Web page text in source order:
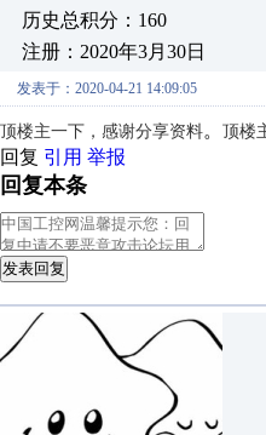
历史总积分：160
注册：2020年3月30日
发表于：2020-04-21 14:09:05
顶楼主一下，感谢分享资料。 顶楼
回复 引用 举报
回复本条
发表回复